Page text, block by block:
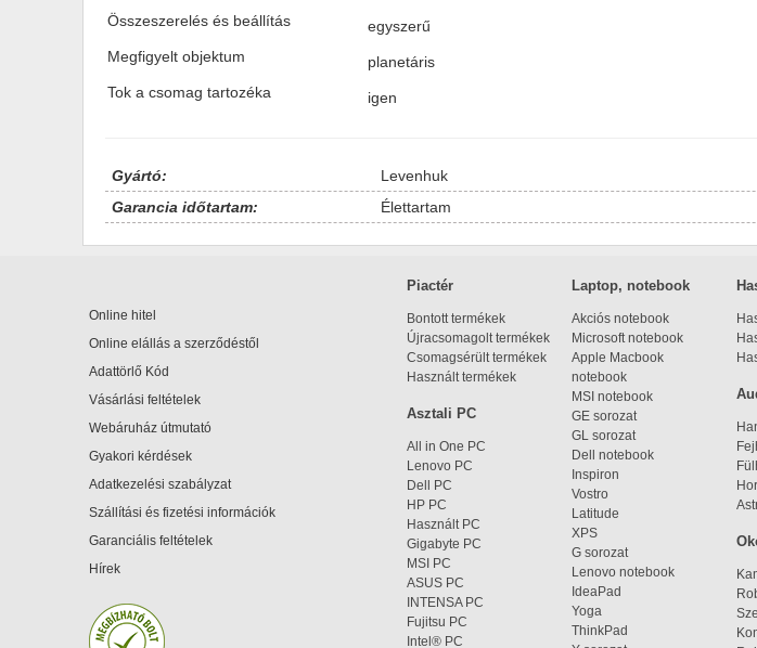
Összeszerelés és beállítás
egyszerű
Megfigyelt objektum
planetáris
Tok a csomag tartozéka
igen
Gyártó:
Levenhuk
Garancia időtartam:
Élettartam
Online hitel
Online elállás a szerződéstől
Adattörlő Kód
Vásárlási feltételek
Webáruház útmutató
Gyakori kérdések
Adatkezelési szabályzat
Szállítási és fizetési információk
Garanciális feltételek
Hírek
Piactér
Bontott termékek
Újracsomagolt termékek
Csomagsérült termékek
Használt termékek
Laptop, notebook
Akciós notebook
Microsoft notebook
Apple Macbook
notebook
MSI notebook
GE sorozat
GL sorozat
Dell notebook
Inspiron
Vostro
Latitude
XPS
G sorozat
Lenovo notebook
IdeaPad
Yoga
ThinkPad
Asztali PC
All in One PC
Lenovo PC
Dell PC
HP PC
Használt PC
Gigabyte PC
MSI PC
ASUS PC
INTENSA PC
Fujitsu PC
Intel® PC